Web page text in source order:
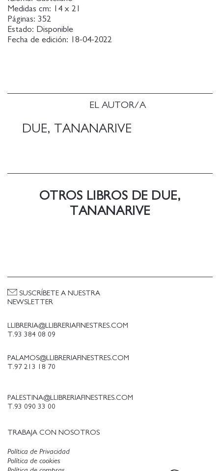
EL AUTOR/A
DUE, TANANARIVE
Medidas cm:
14 x 21
Páginas: 352
Estado: Disponible
Fecha de edición:
18-04-2022
OTROS LIBROS DE DUE,
TANANARIVE
LLIBRERIA@LLIBRERIAFINESTRES.COM
T.93 384 08 09
PALAMOS@LLIBRERIAFINESTRES.COM
T.97 213 18 70
PALESTINA@LLIBRERIAFINESTRES.COM
T.93 090 33 00
TRABAJA CON NOSOTROS
SUSCRÍBETE A NUESTRA
NEWSLETTER
Política de Privacidad
Política de cookies